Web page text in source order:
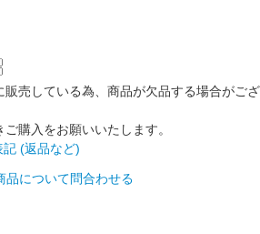
販売している為、商品が欠品する場合がござ
購入をお願いいたします。
(返品など)
品について問合わせる